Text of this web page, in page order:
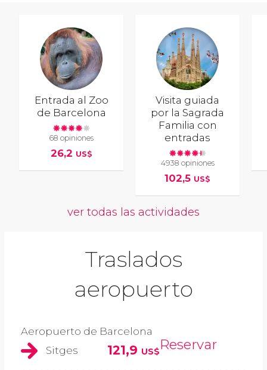
Entrada al Zoo
de Barcelona
68 opiniones
26,2 US$
Visita guiada
por la Sagrada
Familia con
entradas
4938 opiniones
102,5 US$
ver todas las actividades
Traslados
aeropuerto
Aeropuerto de Barcelona
Sitges
121,9 US$Reservar